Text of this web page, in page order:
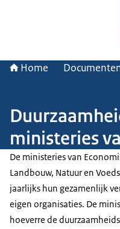
Home
ministeries
De ministeries van
Landbouw, Natuur en
jaarlijks hun gezamenlijk
eigen organisaties. De
hoeverre de